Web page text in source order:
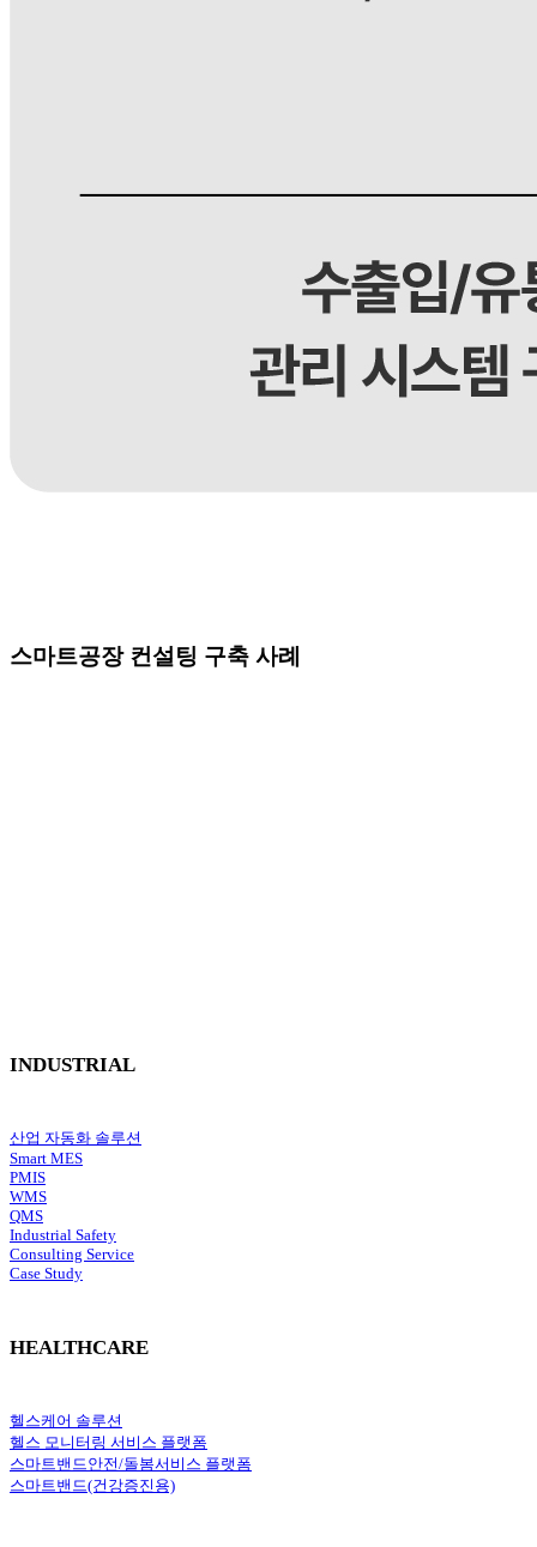
스마트공장 컨설팅 구축 사례
INDUSTRIAL
산업 자동화 솔루션
Smart MES
PMIS
WMS
QMS
Industrial Safety
Consulting Service
Case Study
HEALTHCARE
헬스케어 솔루션
헬스 모니터링 서비스 플랫폼
스마트밴드안전/돌봄서비스 플랫폼
스마트밴드(건강증진용)